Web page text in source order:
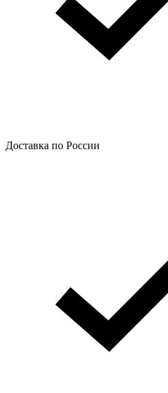
Доставка по России